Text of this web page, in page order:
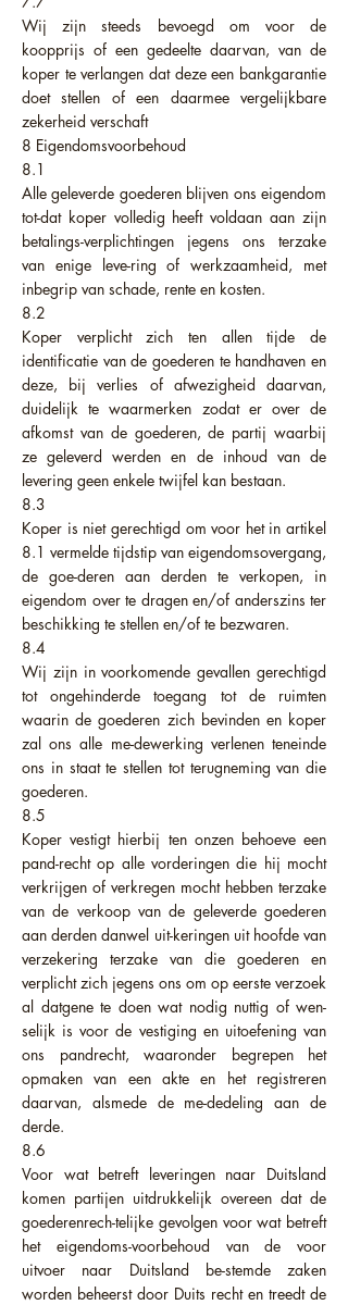
Wij zijn steeds bevoegd om voor de
koopprijs of een gedeelte daarvan, van de
koper te verlangen dat deze een bankgarantie
doet stellen of een daarmee vergelijkbare
zekerheid verschaft
8 Eigendomsvoorbehoud
8.1
Alle geleverde goederen blijven ons eigendom
tot-dat koper volledig heeft voldaan aan zijn
betalings-verplichtingen jegens ons terzake
van enige leve-ring of werkzaamheid, met
inbegrip van schade, rente en kosten.
8.2
Koper verplicht zich ten allen tijde de
identificatie van de goederen te handhaven en
deze, bij verlies of afwezigheid daarvan,
duidelijk te waarmerken zodat er over de
afkomst van de goederen, de partij waarbij
ze geleverd werden en de inhoud van de
levering geen enkele twijfel kan bestaan.
8.3
Koper is niet gerechtigd om voor het in artikel
8.1 vermelde tijdstip van eigendomsovergang,
de goe-deren aan derden te verkopen, in
eigendom over te dragen en/of anderszins ter
beschikking te stellen en/of te bezwaren.
8.4
Wij zijn in voorkomende gevallen gerechtigd
tot ongehinderde toegang tot de ruimten
waarin de goederen zich bevinden en koper
zal ons alle me-dewerking verlenen teneinde
ons in staat te stellen tot terugneming van die
goederen.
8.5
Koper vestigt hierbij ten onzen behoeve een
pand-recht op alle vorderingen die hij mocht
verkrijgen of verkregen mocht hebben terzake
van de verkoop van de geleverde goederen
aan derden danwel uit-keringen uit hoofde van
verzekering terzake van die goederen en
verplicht zich jegens ons om op eerste verzoek
al datgene te doen wat nodig nuttig of wen-
selijk is voor de vestiging en uitoefening van
ons pandrecht, waaronder begrepen het
opmaken van een akte en het registreren
daarvan, alsmede de me-dedeling aan de
derde.
8.6
Voor wat betreft leveringen naar Duitsland
komen partijen uitdrukkelijk overeen dat de
goederenrech-telijke gevolgen voor wat betreft
het eigendoms-voorbehoud van de voor
uitvoer naar Duitsland be-stemde zaken
worden beheerst door Duits recht en treedt de